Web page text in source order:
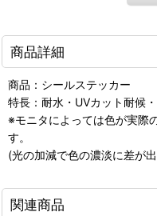
商品詳細
商品：シールステッカー
特長：耐水・UVカット耐候
※モニタによっては色が実際
す。
(光の加減で色の濃淡に差が
関連商品